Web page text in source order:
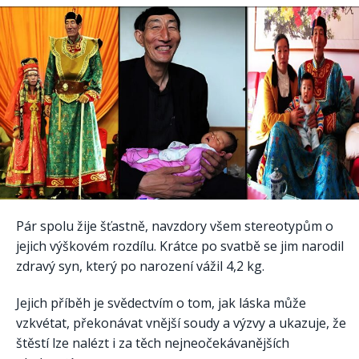
Pár spolu žije šťastně, navzdory všem stereotypům o
jejich výškovém rozdílu. Krátce po svatbě se jim narodil
zdravý syn, který po narození vážil 4,2 kg.
Jejich příběh je svědectvím o tom, jak láska může
vzkvétat, překonávat vnější soudy a výzvy a ukazuje, že
štěstí lze nalézt i za těch nejneočekávanějších